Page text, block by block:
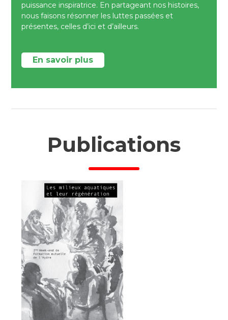
puissance inspiratrice. En partageant nos histoires,
nous faisons résonner les luttes passées et
présentes, celles d’ici et d’ailleurs.
En savoir plus
Publications